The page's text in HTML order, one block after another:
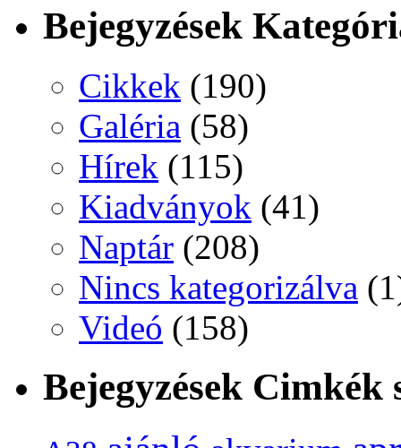
Bejegyzések
Cikkek (190)
Galéria (58)
Hírek (115)
Kiadványok (41)
Naptár (208)
Nincs kategorizálva
Videó (158)
Bejegyzések Cimkék